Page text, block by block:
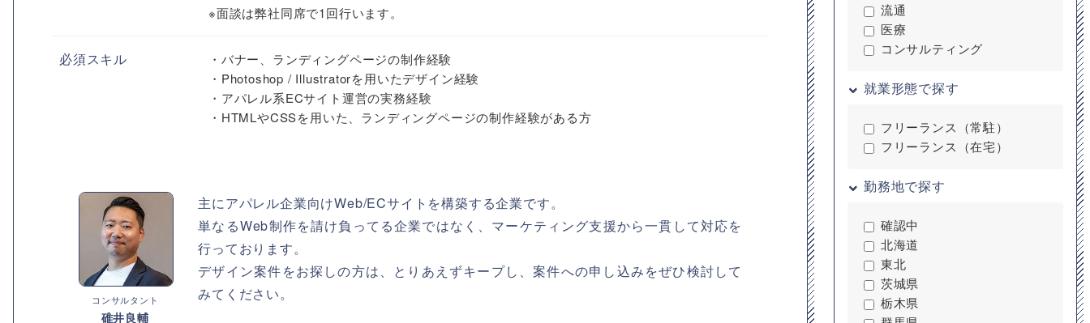
※面談は弊社同席で1回行います。
必須スキル
・バナー、ランディングページの制作経験
・Photoshop / Illustratorを用いたデザイン経験
・アパレル系ECサイト運営の実務経験
・HTMLやCSSを用いた、ランディングページの制作経験がある方
コンサルタント
碓井良輔
主にアパレル企業向けWeb/ECサイトを構築する企業です。
単なるWeb制作を請け負ってる企業ではなく、マーケティング支援から一貫して対応を
行っております。
デザイン案件をお探しの方は、とりあえずキープし、案件への申し込みをぜひ検討して
みてください。
流通
医療
コンサルティング
就業形態で探す
フリーランス（常駐）
フリーランス（在宅）
勤務地で探す
確認中
北海道
東北
茨城県
栃木県